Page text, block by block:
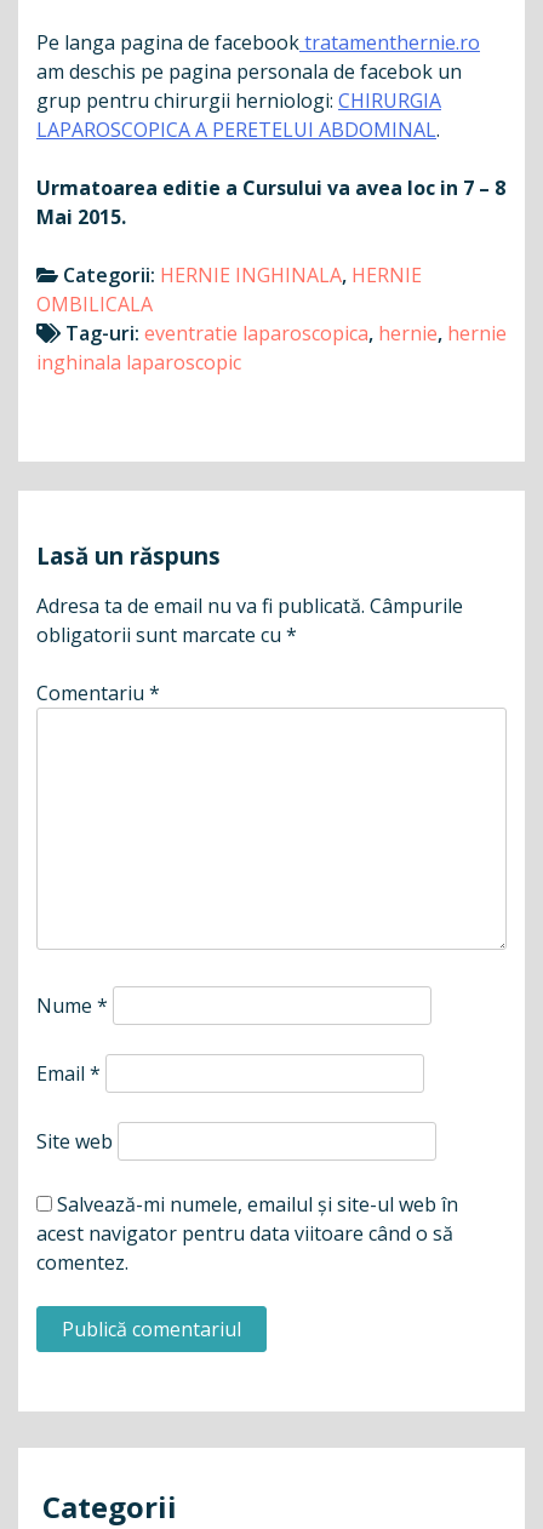
Pe langa pagina de facebooktratamenthernie.ro
am deschis pe pagina personala de facebok un
grup pentru chirurgii herniologi: CHIRURGIA
LAPAROSCOPICA A PERETELUI ABDOMINAL.
Urmatoarea editie a Cursului va avea loc in 7 – 8
Mai 2015.
Categorii: HERNIE INGHINALA, HERNIE
OMBILICALA
Tag-uri: eventratie laparoscopica, hernie, hernie
inghinala laparoscopic
Lasă un răspuns
Adresa ta de email nu va fi publicată. Câmpurile
obligatorii sunt marcate cu *
Comentariu *
Nume *
Email *
Site web
Salvează-mi numele, emailul și site-ul web în
acest navigator pentru data viitoare când o să
comentez.
Categorii